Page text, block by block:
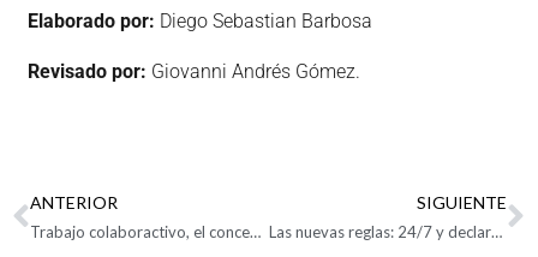
Elaborado por: Diego Sebastian Barbosa
Revisado por: Giovanni Andrés Gómez.
ANTERIOR
Trabajo colaboractivo, el concepto que está evolucionando la logística en Colombia
SIGUIENTE
Las nuevas reglas: 24/7 y declaración anticipada